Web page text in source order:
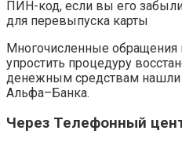
ПИН-код, если вы его
для перевыпуска карты
Многочисленные обращения
упростить процедуру
денежным средствам нашли
Альфа–Банка.
Через Телефонный